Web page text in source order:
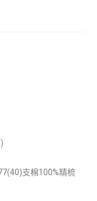
支棉100%精梳